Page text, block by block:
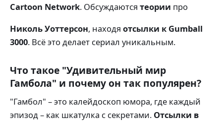
Cartoon Network. Обсуждаются теории про
Николь Уоттерсон, находя отсылки к Gumball
3000. Всё это делает сериал уникальным.
Что такое "Удивительный мир
Гамбола" и почему он так популярен?
"Гамбол" – это калейдоскоп юмора, где каждый
эпизод – как шкатулка с секретами. Отсылки в